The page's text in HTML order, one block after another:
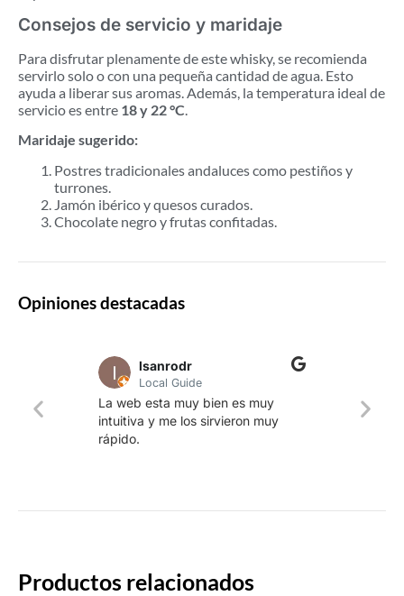
Consejos de servicio y maridaje
Para disfrutar plenamente de este whisky, se recomienda
servirlo solo o con una pequeña cantidad de agua. Esto
ayuda a liberar sus aromas. Además, la temperatura ideal de
servicio es entre 18 y 22 °C.
Maridaje sugerido:
Postres tradicionales andaluces como pestiños y
turrones.
Jamón ibérico y quesos curados.
Chocolate negro y frutas confitadas.
Opiniones destacadas
lsanrodr
Local Guide
La web esta muy bien es muy
intuitiva y me los sirvieron muy
rápido.
Productos relacionados